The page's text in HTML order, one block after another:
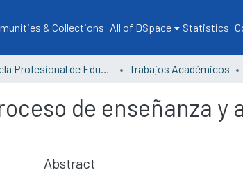
& Collections All of DSpace Statistics
Escuela Profesional de Educación Trabajos Académicos
de enseñanza y
Abstract